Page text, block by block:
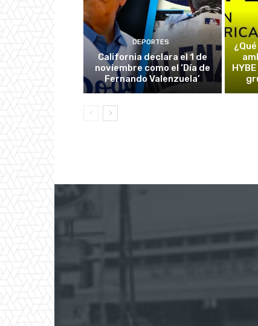
DEPORTES
California declara el 1 de
noviembre como el ‘Día de
Fernando Valenzuela’